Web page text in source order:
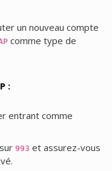
un nouveau compte
comme type de
:
entrant comme
993 et assurez-vous